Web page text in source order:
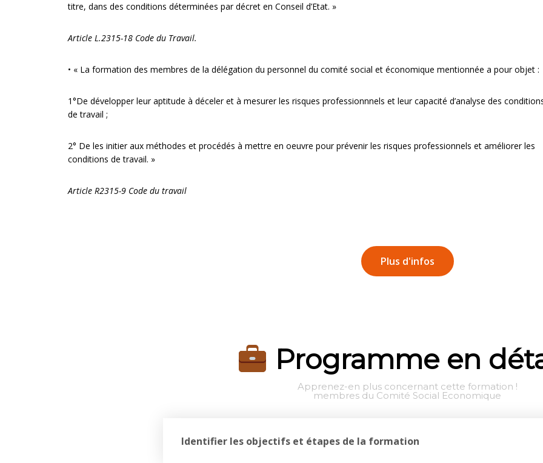
titre, dans des conditions déterminées par décret en Conseil d’Etat. »
Article L.2315-18 Code du Travail.
• « La formation des membres de la délégation du personnel du comité social et économique mentionnée a pour objet :
1°De développer leur aptitude à déceler et à mesurer les risques professionnnels et leur capacité d’analyse des
de travail ;
2° De les initier aux méthodes et procédés à mettre en oeuvre pour prévenir les risques professionnels et améliorer les
conditions de travail. »
Article R2315-9 Code du travail
Plus d'infos
Programme en
Apprenez-en plus concernant cette formation !
membres du Comité Social Economique
Identifier les objectifs et étapes de la formation